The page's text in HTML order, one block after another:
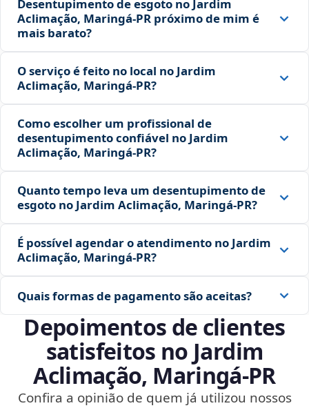
Desentupimento de esgoto no Jardim
Aclimação, Maringá‑PR próximo de mim é
mais barato?
O serviço é feito no local no Jardim
Aclimação, Maringá‑PR?
Como escolher um profissional de
desentupimento confiável no Jardim
Aclimação, Maringá‑PR?
Quanto tempo leva um desentupimento de
esgoto no Jardim Aclimação, Maringá‑PR?
É possível agendar o atendimento no Jardim
Aclimação, Maringá‑PR?
Quais formas de pagamento são aceitas?
Depoimentos de clientes
satisfeitos no Jardim
Aclimação, Maringá‑PR
Confira a opinião de quem já utilizou nossos